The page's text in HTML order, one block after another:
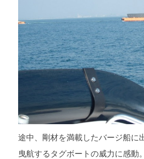
途中、剛材を満載したバージ船に
曳航するタグボートの威力に感動。